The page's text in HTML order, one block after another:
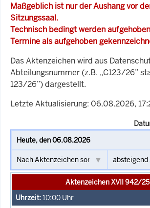
Maßgeblich ist nur der Aushang vor
Sitzungssaal.
Technisch bedingt werden
Termine als aufgehoben
Das Aktenzeichen wird aus
Abteilungsnummer (z.B. „C123/26”
123/26”) dargestellt.
Letzte Aktualisierung: 06.08.2026,
Aktenzeichen XVII 942/25
10:00 Uhr